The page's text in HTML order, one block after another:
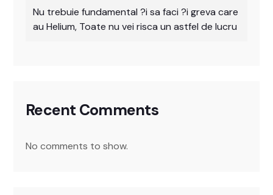
Nu trebuie fundamental ?i sa faci ?i greva care
au Helium, Toate nu vei risca un astfel de lucru
Recent Comments
No comments to show.